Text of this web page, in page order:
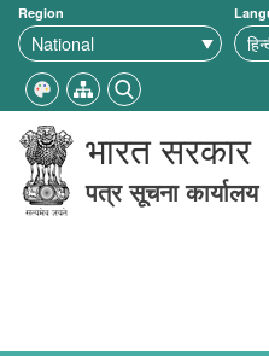
Region
भारत सरकार
पत्र सूचना कार्यालय